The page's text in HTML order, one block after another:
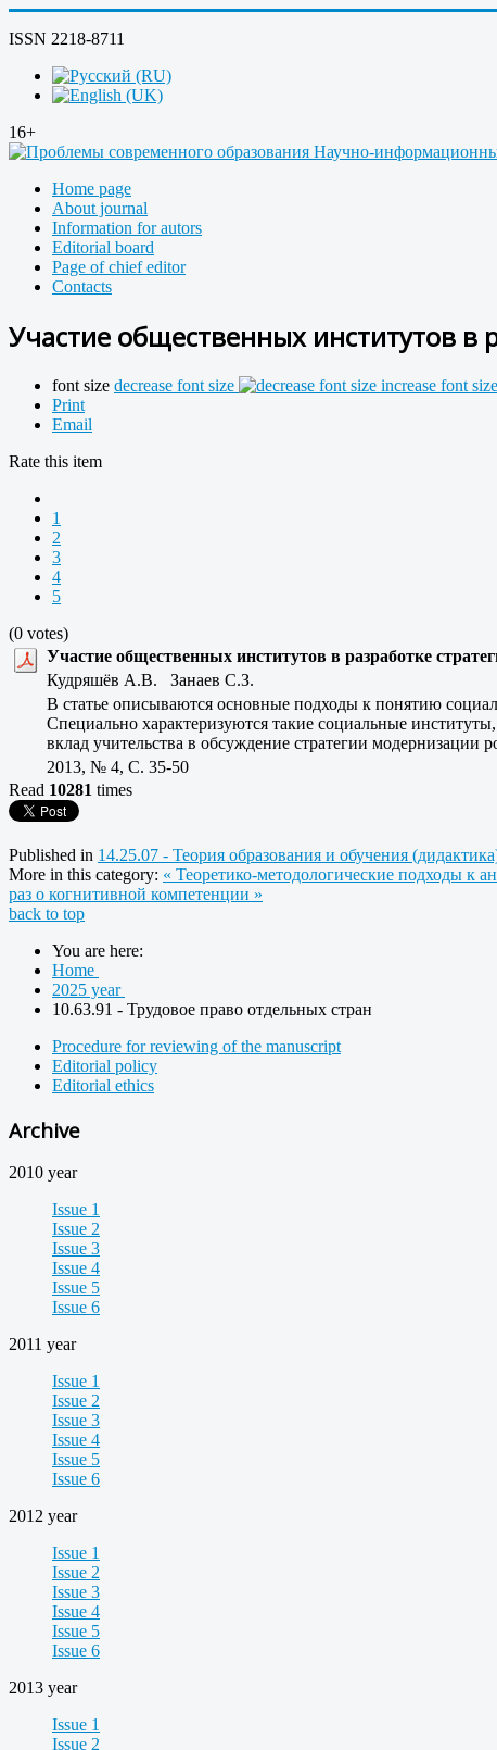
ISSN 2218-8711
16+
Home page
About journal
Information for autors
Editorial board
Page of chief editor
Contacts
Участие общественных институтов в
font size decrease font size
increase font size
Print
Email
Rate this item
1
2
3
4
5
(0 votes)
Участие общественных институтов в разработке
Кудряшёв А.В. Занаев С.З.
В статье описываются основные подходы к понятию
Специально характеризуются такие социальные
вклад учительства в обсуждение стратегии модернизации
2013, № 4, C. 35-50
Read 10281 times
Published in 14.25.07 - Теория образования и обучения
More in this category: « Теоретико-методологические подходы к
раз о когнитивной компетенции »
back to top
You are here:
Home
2025 year
10.63.91 - Трудовое право отдельных стран
Procedure for reviewing of the manuscript
Editorial policy
Editorial ethics
Archive
2010 year
Issue 1
Issue 2
Issue 3
Issue 4
Issue 5
Issue 6
2011 year
Issue 1
Issue 2
Issue 3
Issue 4
Issue 5
Issue 6
2012 year
Issue 1
Issue 2
Issue 3
Issue 4
Issue 5
Issue 6
2013 year
Issue 1
Issue 2